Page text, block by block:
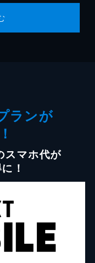
ランが
スマホ代が
！